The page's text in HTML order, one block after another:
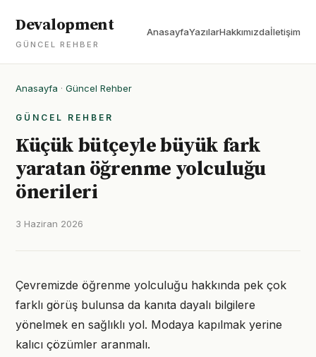
Devalopment
GÜNCEL REHBER
AnasayfaYazılarHakkımızdaİletişim
Anasayfa · Güncel Rehber
GÜNCEL REHBER
Küçük bütçeyle büyük fark
yaratan öğrenme yolculuğu
önerileri
3 Haziran 2026
Çevremizde öğrenme yolculuğu hakkında pek çok
farklı görüş bulunsa da kanıta dayalı bilgilere
yönelmek en sağlıklı yol. Modaya kapılmak yerine
kalıcı çözümler aranmalı.